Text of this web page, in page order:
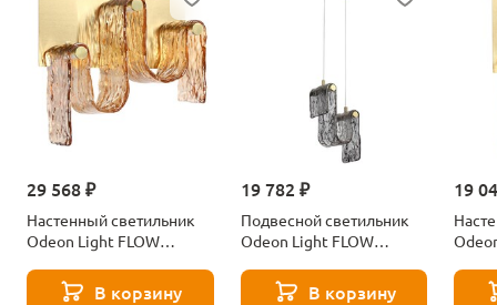
29 568 ₽
Настенный светильник
Odeon Light FLOW
бронза
В корзину
19 782 ₽
Подвесной светильник
Odeon Light FLOW
бронза
В корзину
19